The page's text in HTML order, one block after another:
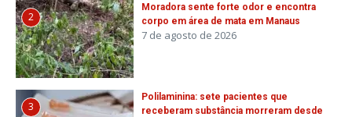
2
Moradora sente forte odor e encontra
corpo em área de mata em Manaus
7 de agosto de 2026
3
Polilaminina: sete pacientes que
receberam substância morreram desde